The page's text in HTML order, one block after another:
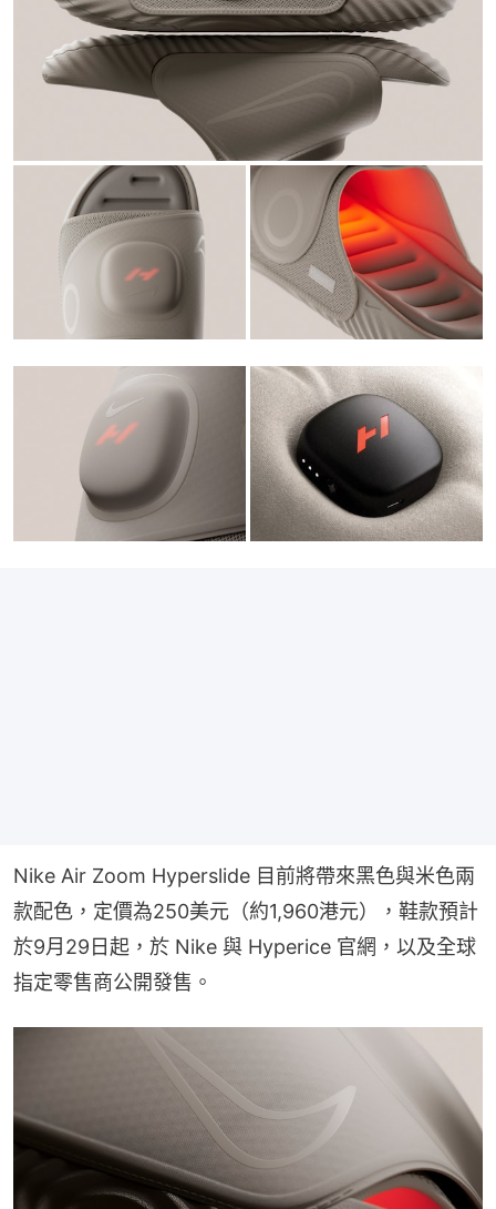
Nike Air Zoom Hyperslide 目前將帶來黑色與米色兩
款配色，定價為250美元（約1,960港元），鞋款預計
於9月29日起，於 Nike 與 Hyperice 官網，以及全球
指定零售商公開發售。